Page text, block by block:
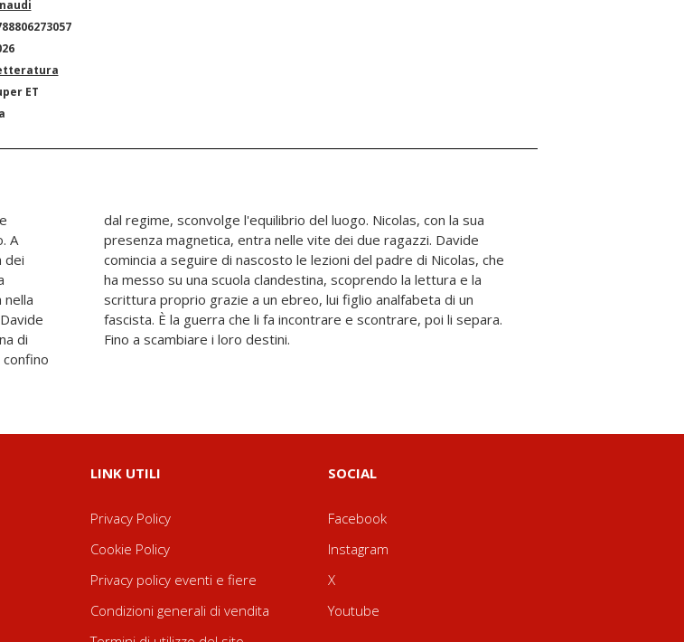
ET
A
dei
di
un
Fino a scambiare i loro destini.
LINK UTILI
Privacy Policy
Cookie Policy
Privacy policy eventi e fiere
Condizioni generali di vendita
SOCIAL
Facebook
Instagram
X
Youtube